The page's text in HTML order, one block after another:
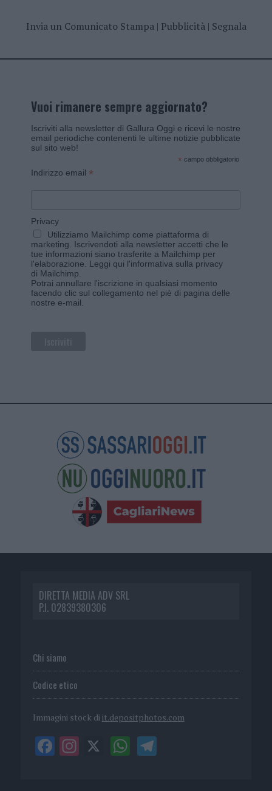
Invia un Comunicato Stampa| Pubblicità| Segnala
Vuoi rimanere sempre aggiornato?
Iscriviti alla newsletter di Gallura Oggi e ricevi le nostre
email periodiche contenenti le ultime notizie pubblicate
sul sito web!
* campo obbligatorio
Indirizzo email *
Privacy
Utilizziamo Mailchimp come piattaforma di
marketing. Iscrivendoti alla newsletter accetti che le
tue informazioni siano trasferite a Mailchimp per
l'elaborazione. Leggi qui l'informativa sulla privacy
di Mailchimp
Potrai annullare l'iscrizione in qualsiasi momento
facendo clic sul collegamento nel piè di pagina delle
nostre e-mail.
DIRETTA MEDIA ADV SRL
P.I. 02839380306
Chi siamo
Codice etico
Immagini stock di it.depositphotos.com